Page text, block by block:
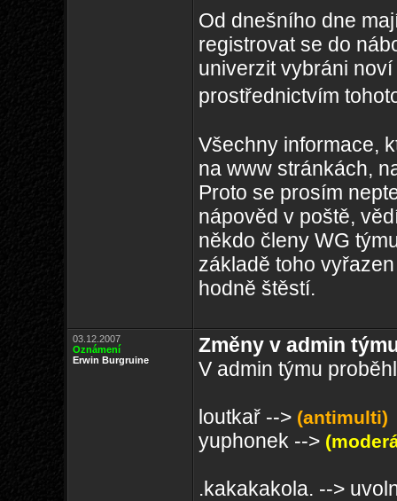
Od dnešního dne
registrovat se do
univerzit vybráni
prostřednictvím
Všechny informace,
na www stránkách,
Proto se prosím
nápověd v poště,
někdo členy WG
základě toho
hodně štěstí.
03.12.2007
Oznámení
Erwin Burgruine
Změny v admin
V admin týmu
loutkař --> (antimulti)
yuphonek -->
.kakakakola. -->